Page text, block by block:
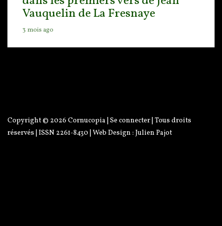
Vauquelin de La Fresnaye
3 mois ago
Copyright © 2026 Cornucopia Se connecter | Tous droits
réservés | ISSN 2261-8430 | Web Design : Julien Pajot